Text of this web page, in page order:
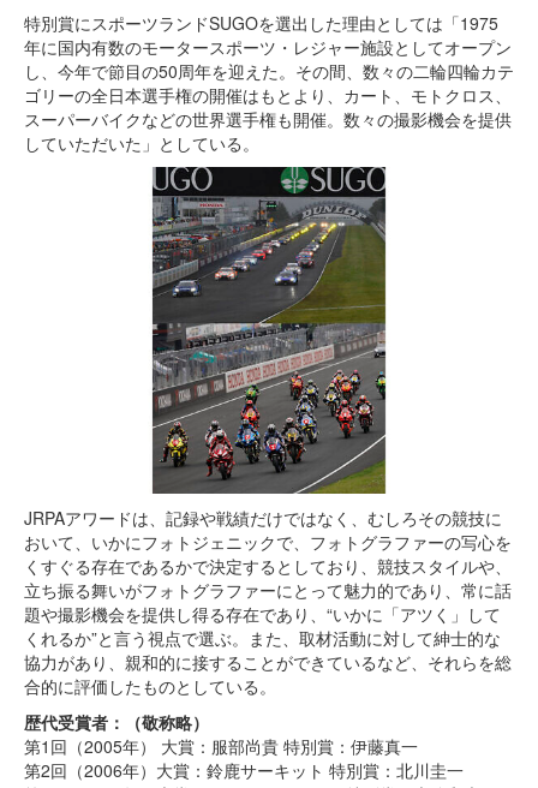
特別賞にスポーツランドSUGOを選出した理由としては「1975
年に国内有数のモータースポーツ・レジャー施設としてオープン
し、今年で節目の50周年を迎えた。その間、数々の二輪四輪カテ
ゴリーの全日本選手権の開催はもとより、カート、モトクロス、
スーパーバイクなどの世界選手権も開催。数々の撮影機会を提供
していただいた」としている。
JRPAアワードは、記録や戦績だけではなく、むしろその競技に
おいて、いかにフォトジェニックで、フォトグラファーの写心を
くすぐる存在であるかで決定するとしており、競技スタイルや、
立ち振る舞いがフォトグラファーにとって魅力的であり、常に話
題や撮影機会を提供し得る存在であり、“いかに「アツく」して
くれるか”と言う視点で選ぶ。また、取材活動に対して紳士的な
協力があり、親和的に接することができているなど、それらを総
合的に評価したものとしている。
歴代受賞者：（敬称略）
第1回（2005年） 大賞：服部尚貴 特別賞：伊藤真一
第2回（2006年）大賞：鈴鹿サーキット 特別賞：北川圭一